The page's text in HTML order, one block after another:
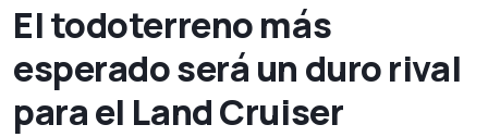
El todoterreno más
esperado será un duro rival
para el Land Cruiser